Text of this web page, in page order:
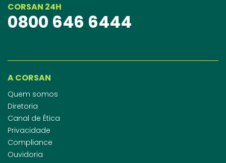
CORSAN 24H
0800 646 6444
A CORSAN
Quem somos
Diretoria
Canal de Ética
Privacidade
Compliance
Ouvidoria